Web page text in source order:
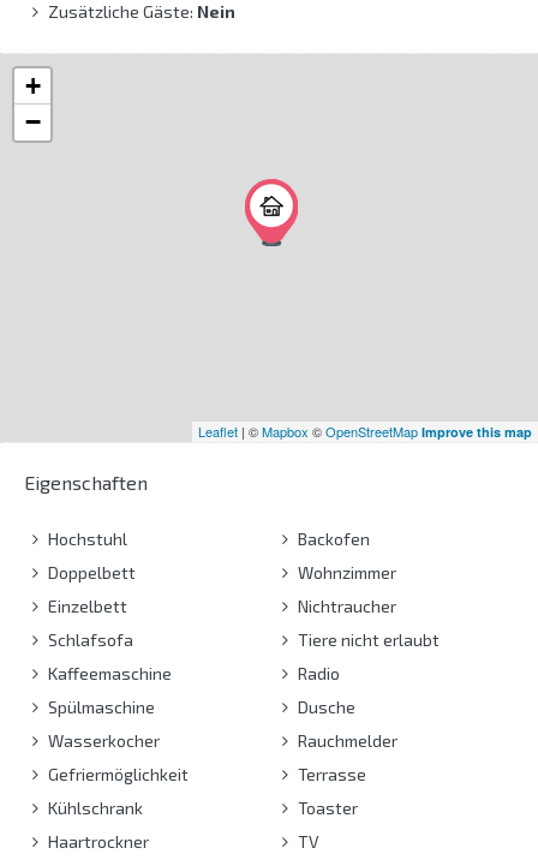
Zusätzliche Gäste: Nein
+
−
Leaflet | ©Mapbox ©OpenStreetMap Improve this map
Eigenschaften
Hochstuhl
Doppelbett
Einzelbett
Schlafsofa
Kaffeemaschine
Spülmaschine
Wasserkocher
Gefriermöglichkeit
Kühlschrank
Haartrockner
Backofen
Wohnzimmer
Nichtraucher
Tiere nicht erlaubt
Radio
Dusche
Rauchmelder
Terrasse
Toaster
TV